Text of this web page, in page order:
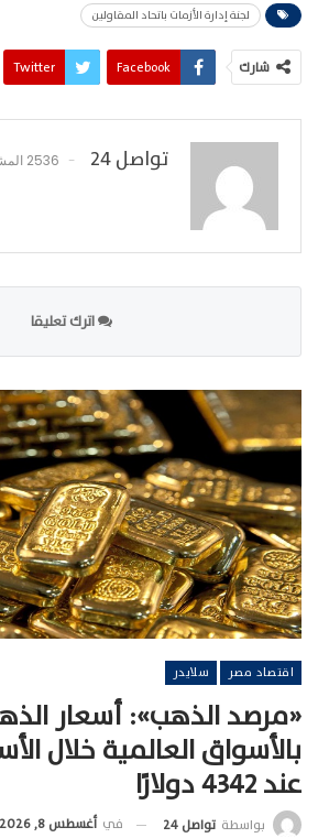
لجنة إدارة الأزمات باتحاد المقاولين
شارك Facebook
Twitter
تواصل 24 2536 المشاركات
اترك تعليقا
اقتصاد مصر سلايدر
بالأسواق العالمية خلال
عند 4342 دولارًا
بواسطة تواصل 24 في أغسطس 8, 2026